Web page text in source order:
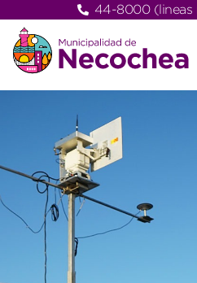
44-8000 (lineas